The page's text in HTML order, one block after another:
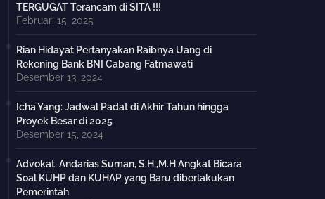
TERGUGAT Terancam di SITA !!!
Februari 15, 2025
Rian Hidayat Pertanyakan Raibnya Uang di
Rekening Bank BNI Cabang Fatmawati
Desember 13, 2024
Icha Yang: Jadwal Padat di Akhir Tahun hingga
Proyek Besar di 2025
Desember 15, 2024
Advokat. Andarias Suman, S.H.,M.H Angkat Bicara
Soal KUHP dan KUHAP yang Baru diberlakukan
Pemerintah